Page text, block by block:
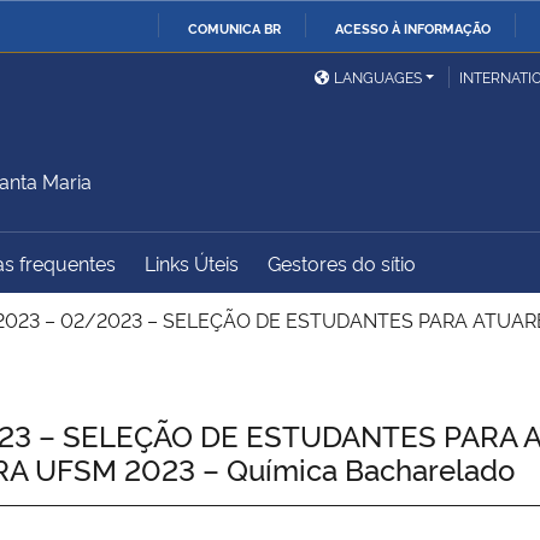
COMUNICA BR ACESSO À INFORMAÇÃO
Ministério da Defesa
Ministério das Relações
Exteriores
Ministério do
Desenvolvimento Regional
Controladoria-Geral da
União
LANGUAGES
Maria
frequentes Links Úteis Gestores do sítio
– 02/2023 – SELEÇÃO DE ESTUDANTES PARA
SELEÇÃO DE ESTUDANTES PARA
UFSM 2023 – Química Bacharelado